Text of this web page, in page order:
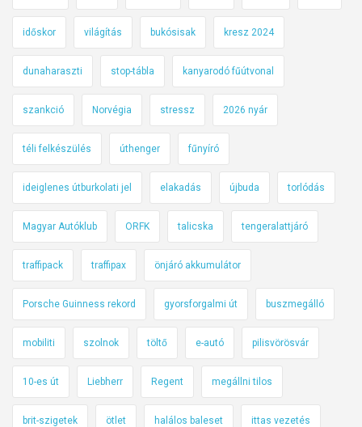
időskor világítás bukósisak kresz 2024
dunaharaszti stop-tábla kanyarodó fűútvonal
szankció Norvégia stressz 2026 nyár
téli felkészülés úthenger fűnyíró
ideiglenes útburkolati jel elakadás újbuda torlódás
Magyar Autóklub ORFK talicska tengeralattjáró
traffipack traffipax önjáró akkumulátor
Porsche Guinness rekord gyorsforgalmi út buszmegálló
mobiliti szolnok töltő e-autó pilisvörösvár
10-es út Liebherr Regent megállni tilos
brit-szigetek ötlet halálos baleset ittas vezetés